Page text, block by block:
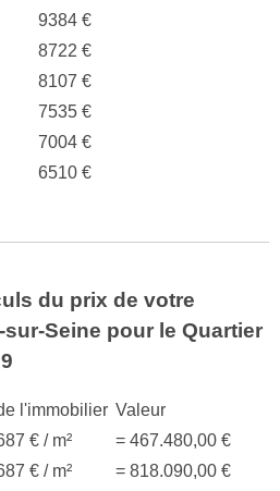
9384 €
8722 €
8107 €
7535 €
7004 €
6510 €
du prix de votre
Seine pour le Quartier
l'immobilier Valeur
€ / m²
= 467.480,00 €
€ / m²
= 818.090,00 €